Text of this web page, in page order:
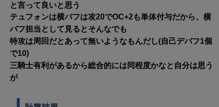
と言って良いと思う
テュフォンは横バフは攻20でOC+2も単体付与だから、横
バフ担当として見るとそんなでも
特攻は周回だとあって無いようなもんだし(自己デバフ1個
で10)
三騎士有利があるから総合的には同程度かなと自分は思う
が